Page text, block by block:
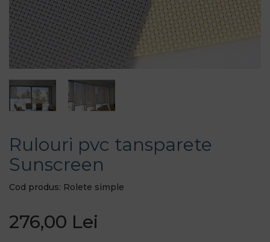
Rulouri pvc tansparete
Sunscreen
Cod produs: Rolete simple
276,00 Lei